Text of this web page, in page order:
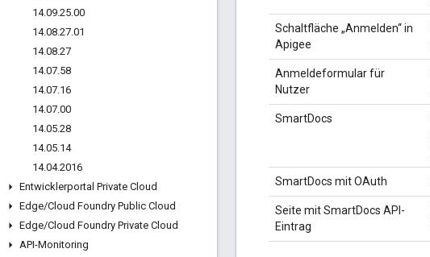
14.09.25.00
14.08.27.01
14.08.27
14.07.58
14.07.16
14.07.00
14.05.28
14.05.14
14.04.2016
Entwicklerportal Private Cloud
Edge/Cloud Foundry Public Cloud
Edge/Cloud Foundry Private Cloud
API-Monitoring
Schaltfläche „Anmelden“ in
Apigee
Anmeldeformular für
Nutzer
SmartDocs
SmartDocs mit OAuth
Seite mit SmartDocs API-
Eintrag